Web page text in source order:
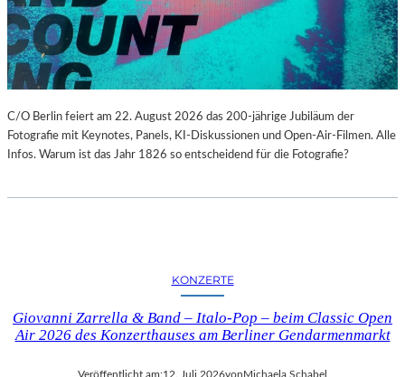
C/O Berlin feiert am 22. August 2026 das 200-jährige Jubiläum der
Fotografie mit Keynotes, Panels, KI-Diskussionen und Open-Air-Filmen. Alle
Infos. Warum ist das Jahr 1826 so entscheidend für die Fotografie?
KONZERTE
Giovanni Zarrella & Band – Italo-Pop – beim Classic Open
Air 2026 des Konzerthauses am Berliner Gendarmenmarkt
Veröffentlicht am:12. Juli 2026von Michaela Schabel